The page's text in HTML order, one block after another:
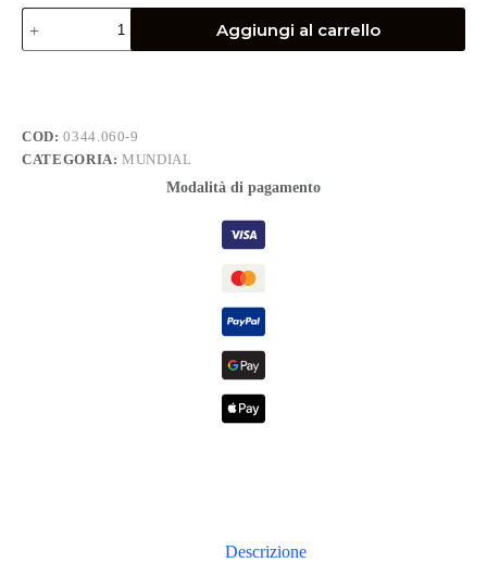
CHIAVE
IMPUGN.T.ESAGONO
6
Aggiungi al carrello
COD:0344.060-9
CATEGORIA:MUNDIAL
Modalità di pagamento
Descrizione